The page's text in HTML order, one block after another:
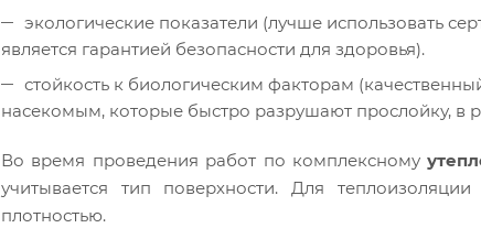
экологические показатели (лучше использовать
является гарантией безопасности для здоровья).
стойкость к биологическим факторам
насекомым, которые быстро разрушают прослойку, в
Во время проведения работ по комплексному
учитывается тип поверхности. Для
плотностью.